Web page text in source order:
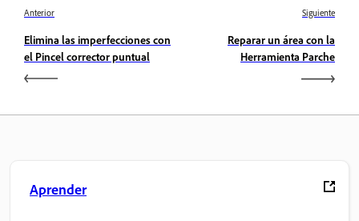
Anterior
Elimina las imperfecciones con
el Pincel corrector puntual
Siguiente
Reparar un área con la
Herramienta Parche
Aprender